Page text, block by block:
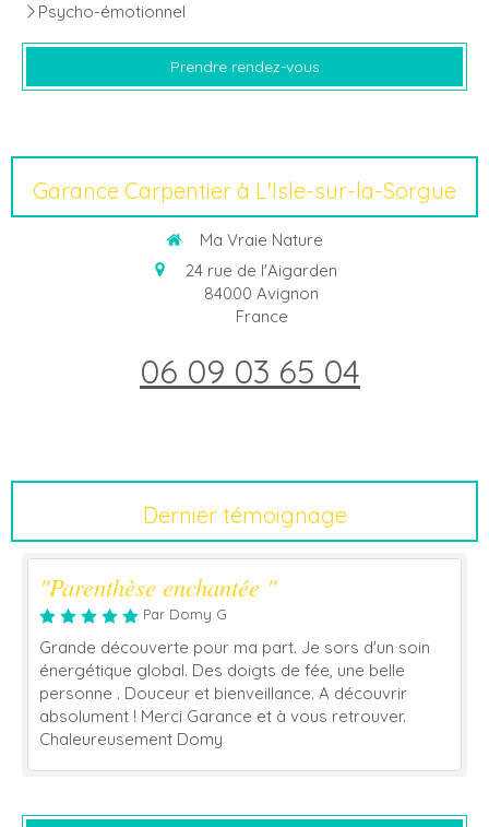
Psycho-émotionnel
Prendre rendez-vous
Garance Carpentier à L'Isle-sur-la-Sorgue
Ma Vraie Nature
24 rue de l'Aigarden
84000 Avignon
France
06 09 03 65 04
Dernier témoignage
"Parenthèse enchantée "
Par Domy G
Grande découverte pour ma part. Je sors d'un soin
énergétique global. Des doigts de fée, une belle
personne . Douceur et bienveillance. A découvrir
absolument ! Merci Garance et à vous retrouver.
Chaleureusement Domy